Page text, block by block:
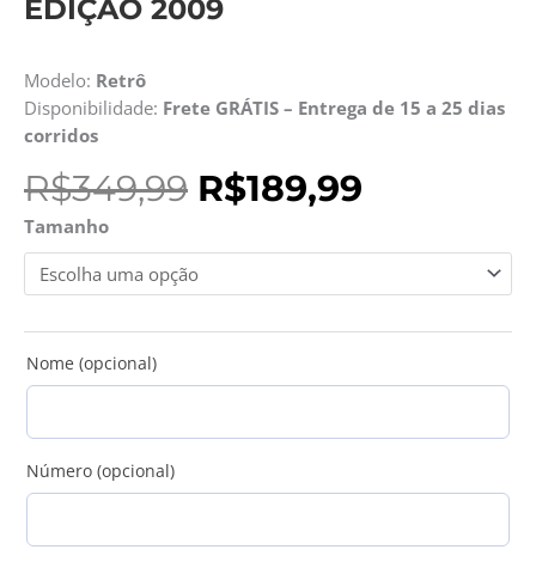
EDIÇÃO 2009
Modelo: Retrô
Disponibilidade: Frete GRÁTIS – Entrega de 15 a 25 dias
corridos
R$349,99 O
preço
original
era:
R$349,99.
R$189,99
atual
R$189,99.
Tamanho
Nome (opcional)
Número (opcional)
Camisa
Retrô
Palmeiras
Edição
2009
quantidade